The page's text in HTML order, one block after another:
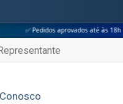
até às 18h ✅